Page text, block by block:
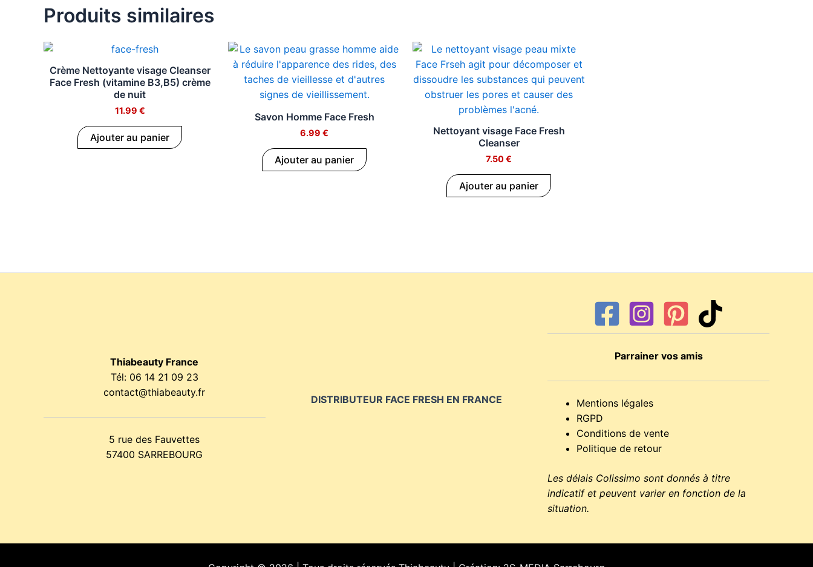
Produits similaires
Crème Nettoyante visage Cleanser
Face Fresh (vitamine B3,B5) crème
de nuit
11.99 €
Ajouter au panier
Savon Homme Face Fresh
6.99 €
Ajouter au panier
Nettoyant visage Face Fresh
Cleanser
7.50€
Ajouter au panier
Thiabeauty France
Tél: 06 14 21 09 23
contact@thiabeauty.fr
5 rue des Fauvettes
57400 SARREBOURG
DISTRIBUTEUR FACE FRESH EN FRANCE
Parrainer vos amis
Mentions légales
RGPD
Conditions de vente
Politique de retour
Les délais Colissimo sont donnés à titre
indicatif et peuvent varier en fonction de la
situation.